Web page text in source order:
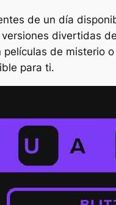
de un día
versiones divertidas
de misterio
para ti.